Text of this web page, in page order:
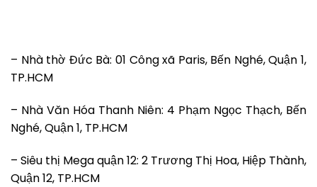
xuất bánh tét Trà Cuôn– Đặc sản mang
19h00:Về đến TP.HCM, về điểm đón ban đầu.
gặp lại Quý khách trong những chương
trình sau.
– Nhà thờ Đức Bà: 01 Công xã Paris, Bến Nghé, Quận 1,
TP.HCM
– Nhà Văn Hóa Thanh Niên: 4 Phạm Ngọc Thạch, Bến
Nghé, Quận 1, TP.HCM
– Siêu thị Mega quận 12: 2 Trương Thị Hoa, Hiệp Thành,
Quận 12, TP.HCM